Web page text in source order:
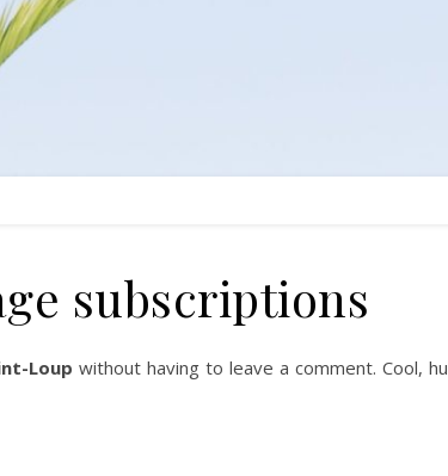
subscriptions
Loup without having to leave a comment. Cool,